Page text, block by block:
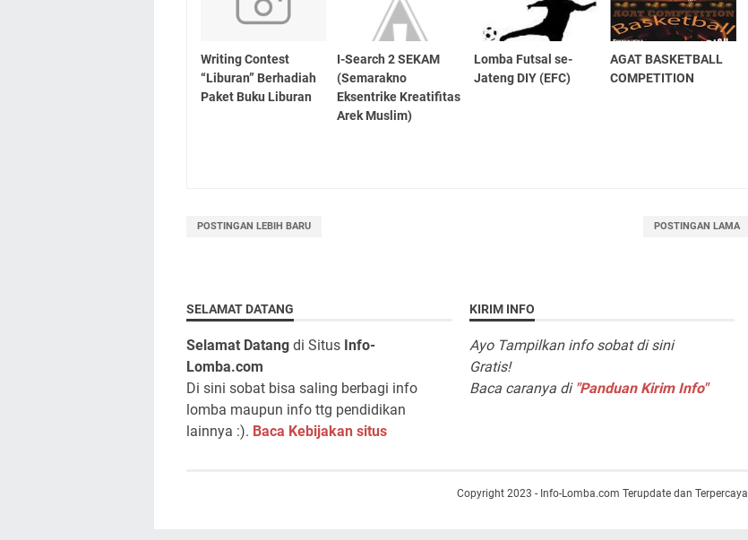
Writing Contest
“Liburan” Berhadiah
Paket Buku Liburan
I-Search 2 SEKAM
(Semarakno
Eksentrike Kreatifitas
Arek Muslim)
Lomba Futsal se-
Jateng DIY (EFC)
AGAT BASKETBALL
COMPETITION
POSTINGAN LEBIH BARU POSTINGAN LAMA
SELAMAT DATANG
Selamat Datang di Situs Info-
Lomba.com
Di sini sobat bisa saling berbagi info
lomba maupun info ttg pendidikan
lainnya :). Baca Kebijakan situs
KIRIM INFO
Ayo Tampilkan info sobat di sini
Gratis!
Baca caranya di "Panduan Kirim Info"
Copyright 2023 - Info-Lomba.com Terupdate dan Terpercaya